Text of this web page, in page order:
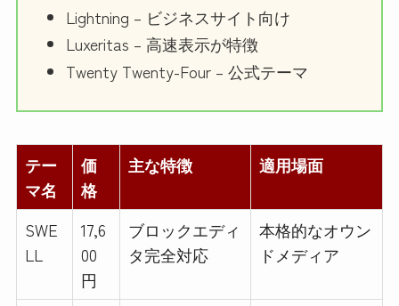
Lightning – ビジネスサイト向け
Luxeritas – 高速表示が特徴
Twenty Twenty-Four – 公式テーマ
テー
マ名
価
格
主な特徴 適用場面
SWE
LL
17,6
00
円
ブロックエディ
タ完全対応
本格的なオウン
ドメディア